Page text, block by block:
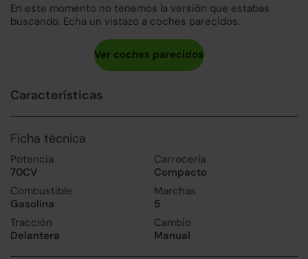
En este momento no tenemos la versión que estabas
buscando. Echa un vistazo a coches parecidos.
Características
Ficha técnica
Potencia
70CV
Carrocería
Compacto
Combustible
Gasolina
Marchas
5
Tracción
Delantera
Cambio
Manual